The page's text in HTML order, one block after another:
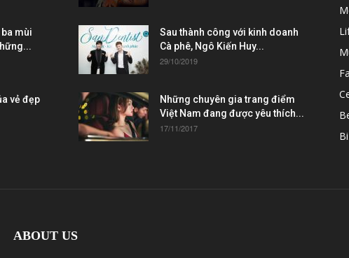
mùi
vẻ đẹp
Sau thành công với kinh doanh
Cà phê, Ngô Kiến Huy...
29/10/2019
Những chuyên gia trang điểm
Việt Nam đang được yêu thích...
17/11/2017
ABOUT US